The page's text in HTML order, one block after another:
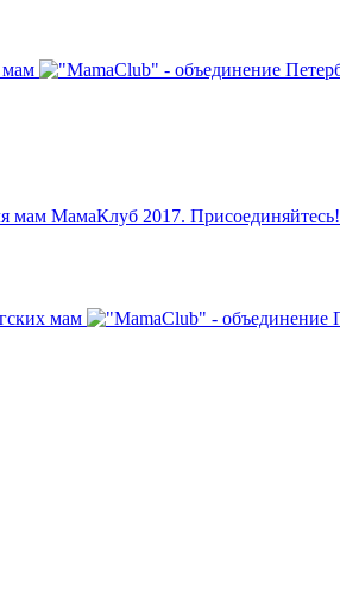
мам МамаКлуб 2017. Присоединяйтесь!